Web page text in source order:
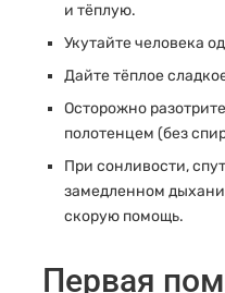
и тёплую.
Укутайте человека
Дайте тёплое
Осторожно
полотенцем (без
При сонливости,
замедленном
скорую помощь.
Первая